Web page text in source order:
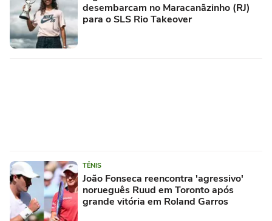
desembarcam no Maracanãzinho (RJ)
para o SLS Rio Takeover
TÊNIS
João Fonseca reencontra 'agressivo'
norueguês Ruud em Toronto após
grande vitória em Roland Garros